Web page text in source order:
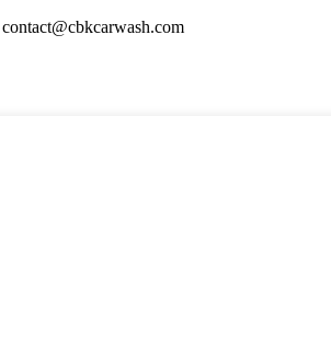
contact@cbkcarwash.com